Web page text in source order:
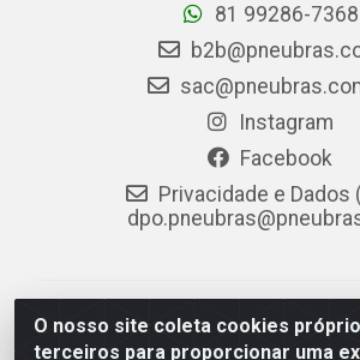
O nosso site coleta cookies
terceiros para proporcionar uma
81 99286-7368
Instagram
Facebook
Privacidade e Dados
PneuBras - Rodovia BR-101, KM 82
Jaboatão dos Guararapes/PE - CEP